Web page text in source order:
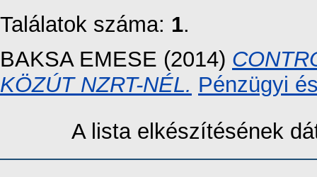
Találatok száma: 1.
BAKSA EMESE (2014)
KÖZÚT NZRT-NÉL. Pénzügyi
A lista elkészítésének